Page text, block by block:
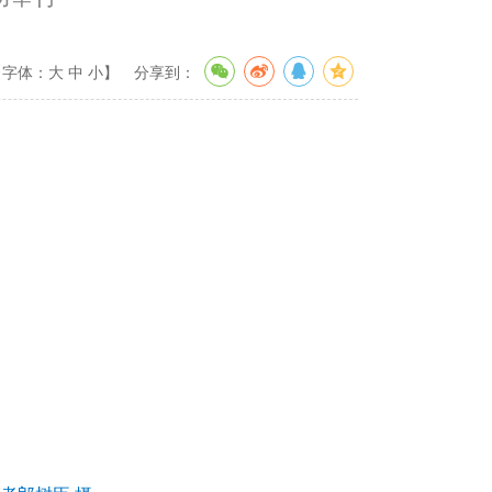
体： 大 中 小】 分享到：